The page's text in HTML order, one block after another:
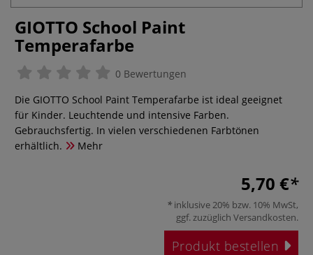
GIOTTO School Paint
Temperafarbe
0 Bewertungen
Die GIOTTO School Paint Temperafarbe ist ideal geeignet
für Kinder. Leuchtende und intensive Farben.
Gebrauchsfertig. In vielen verschiedenen Farbtönen
erhältlich.
Mehr
5,70 €
inklusive 20% bzw. 10% MwSt,
ggf. zuzüglich Versandkosten.
Produkt bestellen